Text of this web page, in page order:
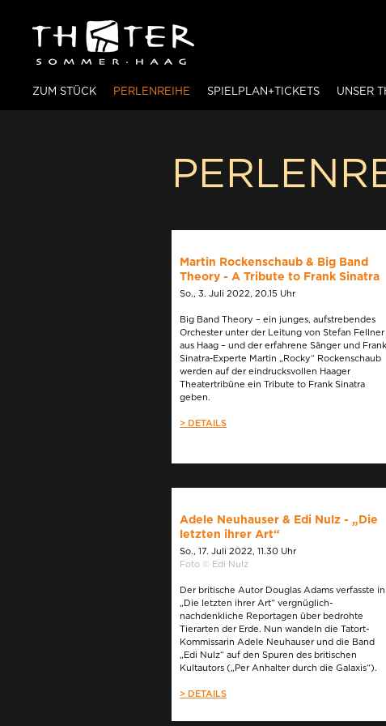
ZUM STÜCK PERLENREIHE SPIELPLAN+TICKETS UNSER
Martin Rockenschaub & Big Band
Theory - A Tribute to Frank Sinatra
So., 3. Juli 2022, 20.15 Uhr
Big Band Theory – ein junges, aufstrebendes
Orchester unter der Leitung von Stefan Fellner
aus Haag – und der erfahrene Sänger und Frank
Sinatra-Experte Martin „Rocky“ Rockenschaub
werden auf der eindrucksvollen Haager
Theatertribüne ein Tribute to Frank Sinatra
geben.
> DETAILS
Adele Neuhauser & Edi Nulz - „Die
letzten ihrer Art“
So., 17. Juli 2022, 11.30 Uhr
Foto © Edi Nulz
Der britische Autor Douglas Adams verfasste in
„Die letzten ihrer Art“ vergnüglich-
nachdenkliche Reportagen über bedrohte
Tierarten der Erde. Nun wandeln die Tatort-
Kommissarin Adele Neuhauser und die Band
„Edi Nulz“ auf den Spuren des britischen
Kultautors („Per Anhalter durch die Galaxis“).
> DETAILS